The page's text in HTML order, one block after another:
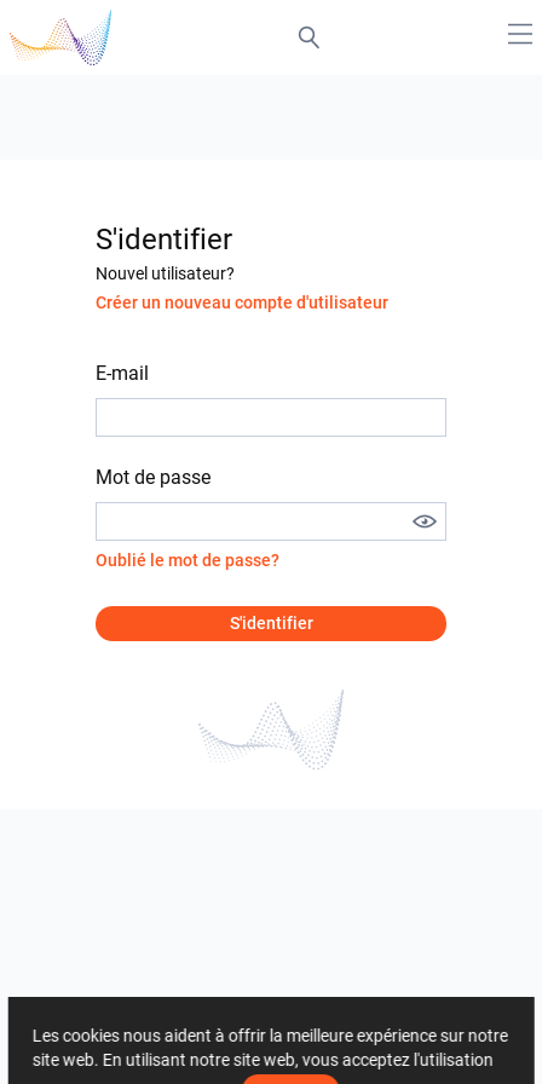
S'identifier
Nouvel utilisateur?
Créer un nouveau compte d'utilisateur
E-mail
Mot de passe
Oublié le mot de passe?
S'identifier
Les cookies nous aident à offrir la meilleure expérience sur notre
site web. En utilisant notre site web, vous acceptez l'utilisation